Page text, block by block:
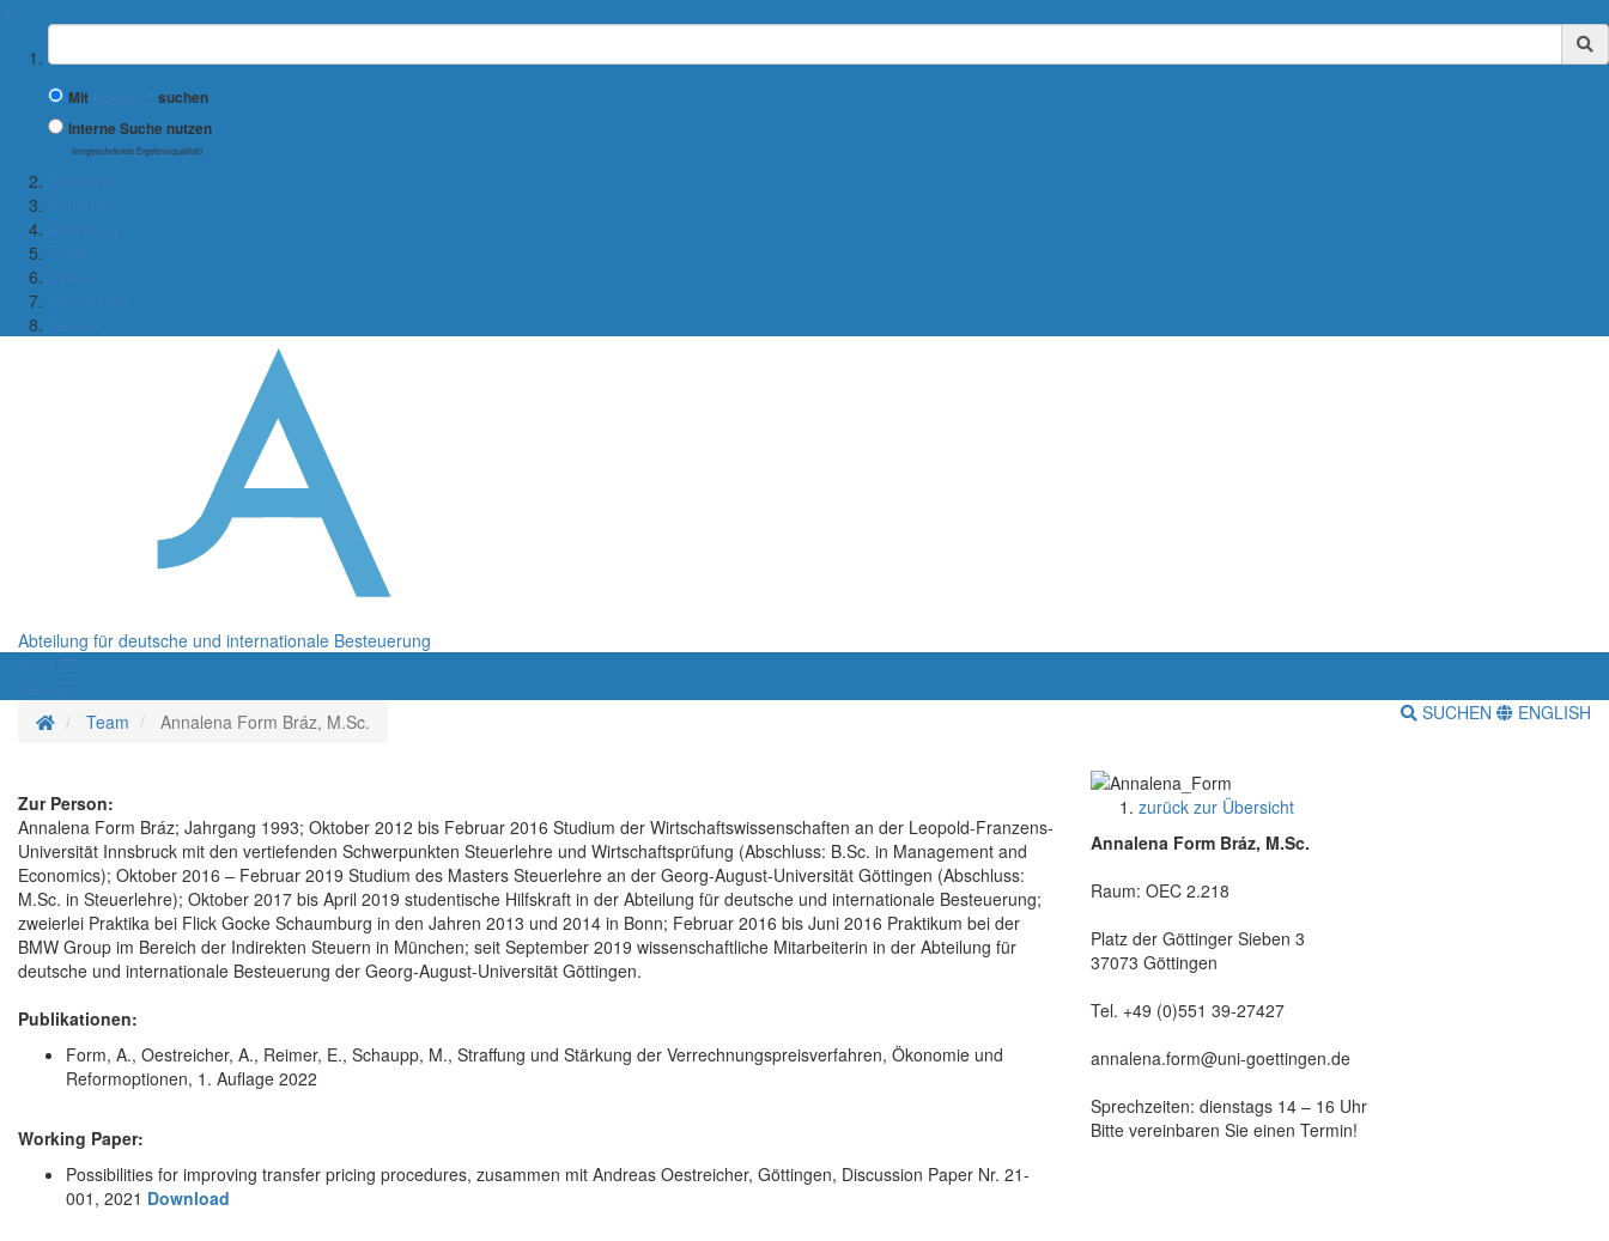
Suchbegriff
Mit
suchen
Interne Suche nutzen
(eingeschränkte Ergebnisqualität)
Abteilung für deutsche und internationale Besteuerung
Startseite
Team Annalena Form Bráz, M.Sc. SUCHEN ENGLISH
Zur Person:
Annalena Form Bráz; Jahrgang 1993; Oktober 2012 bis Februar 2016 Studium der Wirtschaftswissenschaften an der Leopold-Franzens-
Universität Innsbruck mit den vertiefenden Schwerpunkten Steuerlehre und Wirtschaftsprüfung (Abschluss: B.Sc. in Management and
Economics); Oktober 2016 – Februar 2019 Studium des Masters Steuerlehre an der Georg-August-Universität Göttingen (Abschluss:
M.Sc. in Steuerlehre); Oktober 2017 bis April 2019 studentische Hilfskraft in der Abteilung für deutsche und internationale Besteuerung;
zweierlei Praktika bei Flick Gocke Schaumburg in den Jahren 2013 und 2014 in Bonn; Februar 2016 bis Juni 2016 Praktikum bei der
BMW Group im Bereich der Indirekten Steuern in München; seit September 2019 wissenschaftliche Mitarbeiterin in der Abteilung für
deutsche und internationale Besteuerung der Georg-August-Universität Göttingen.
Publikationen:
Form, A., Oestreicher, A., Reimer, E., Schaupp, M., Straffung und Stärkung der Verrechnungspreisverfahren, Ökonomie und
Reformoptionen, 1. Auflage 2022
Working Paper:
Possibilities for improving transfer pricing procedures, zusammen mit Andreas Oestreicher, Göttingen, Discussion Paper Nr. 21-
001, 2021 Download
zurück zur Übersicht
Annalena Form Bráz, M.Sc.
Raum: OEC 2.218
Platz der Göttinger Sieben 3
37073 Göttingen
Tel. +49 (0)551 39-27427
annalena.form@uni-goettingen.de
Sprechzeiten: dienstags 14 – 16 Uhr
Bitte vereinbaren Sie einen Termin!